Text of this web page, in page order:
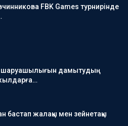
FBK Games турнирінде
шаруашылығын дамытудың
бастап жалақы мен зейнетақы